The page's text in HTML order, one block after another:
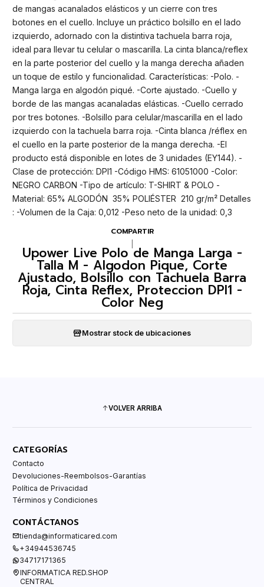
de mangas acanalados elásticos y un cierre con tres
botones en el cuello. Incluye un práctico bolsillo en el lado
izquierdo, adornado con la distintiva tachuela barra roja,
ideal para llevar tu celular o mascarilla. La cinta blanca/reflex
en la parte posterior del cuello y la manga derecha añaden
un toque de estilo y funcionalidad. Características: -Polo. -
Manga larga en algodón piqué. -Corte ajustado. -Cuello y
borde de las mangas acanaladas elásticas. -Cuello cerrado
por tres botones. -Bolsillo para celular/mascarilla en el lado
izquierdo con la tachuela barra roja. -Cinta blanca /réflex en
el cuello en la parte posterior de la manga derecha. -El
producto está disponible en lotes de 3 unidades (EY144). -
Clase de protección: DPI1 -Código HMS: 61051000 -Color:
NEGRO CARBON -Tipo de artículo: T-SHIRT & POLO -
Material: 65% ALGODÓN  35% POLIÉSTER  210 gr/m² Detalles
: -Volumen de la Caja: 0,012 -Peso neto de la unidad: 0,3
COMPARTIR
Upower Live Polo de Manga Larga -
Talla M - Algodon Pique, Corte
Ajustado, Bolsillo con Tachuela Barra
Roja, Cinta Reflex, Proteccion DPI1 -
Color Neg
Mostrar stock de ubicaciones
VOLVER ARRIBA
CATEGORÍAS
Contacto
Devoluciones-Reembolsos-Garantías
Política de Privacidad
Términos y Condiciones
CONTÁCTANOS
tienda@informaticared.com
+34944536745
34717171365
INFORMATICA RED.SHOP
CENTRAL